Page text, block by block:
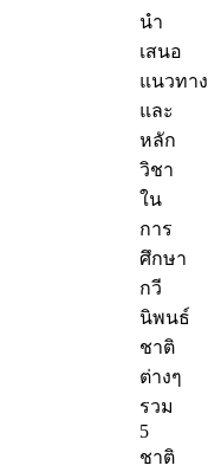
นำ
เสนอ
แนวทาง
และ
หลัก
วิชา
ใน
การ
ศึกษา
กวี
นิพนธ์
ชาติ
ต่างๆ
รวม
5
ชาติ